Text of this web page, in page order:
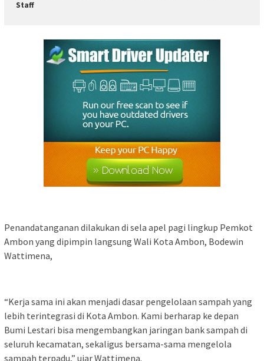
Staff
Penandatanganan dilakukan di sela apel pagi lingkup Pemkot
Ambon yang dipimpin langsung Wali Kota Ambon, Bodewin
Wattimena,
“Kerja sama ini akan menjadi dasar pengelolaan sampah yang
lebih terintegrasi di Kota Ambon. Kami berharap ke depan
Bumi Lestari bisa mengembangkan jaringan bank sampah di
seluruh kecamatan, sekaligus bersama-sama mengelola
sampah terpadu,” ujar Wattimena.